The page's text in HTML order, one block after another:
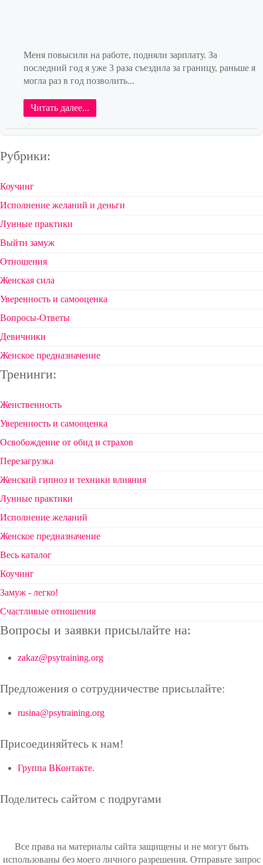
Меня повысили на работе, подняли зарплату. За
последний год я уже 3 раза съездила за границу, раньше я
могла раз в год позволить...
Читать далее...
Рубрики:
Коучинг
Исполнение желаний и деньги
Лунные практики
Выйти замуж
Отношения
Женская сила
Уверенность и самооценка
Вопросы-Ответы
Девичники
Женское предназначение
Тренинги:
Женственность
Уверенность и самооценка
Освобождение от обид и страхов
Перезагрузка
Женский гипноз и техники влияния
Лунные практики
Исполнение желаний
Женское предназначение
Весь каталог
Коучинг
Замуж - легко!
Счастливые отношения
Вопросы и заявки присылайте на:
zakaz@psytraining.org
Предложения о сотрудничестве присылайте:
rusina@psytraining.org
Присоединяйтесь к нам!
Группа ВКонтакте.
Поделитесь сайтом с подругами
Все права на материалы сайта защищены и не могут быть
использованы без моего личного разрешения. Отправьте запрос